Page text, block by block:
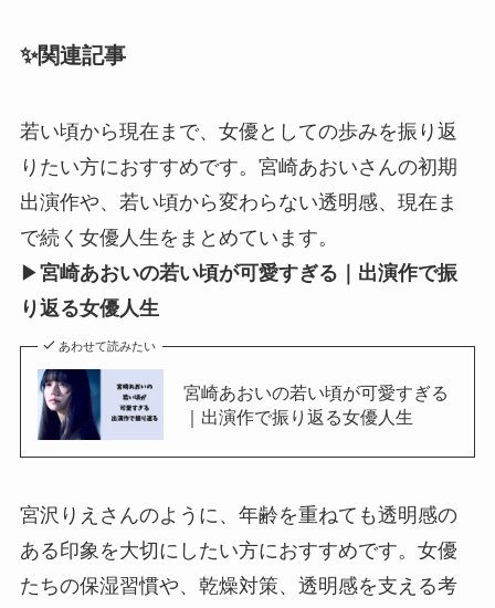
✨関連記事
若い頃から現在まで、女優としての歩みを振り返
りたい方におすすめです。宮崎あおいさんの初期
出演作や、若い頃から変わらない透明感、現在ま
で続く女優人生をまとめています。
▶宮崎あおいの若い頃が可愛すぎる｜出演作で振
り返る女優人生
あわせて読みたい
宮崎あおいの若い頃が可愛すぎる
｜出演作で振り返る女優人生
宮沢りえさんのように、年齢を重ねても透明感の
ある印象を大切にしたい方におすすめです。女優
たちの保湿習慣や、乾燥対策、透明感を支える考